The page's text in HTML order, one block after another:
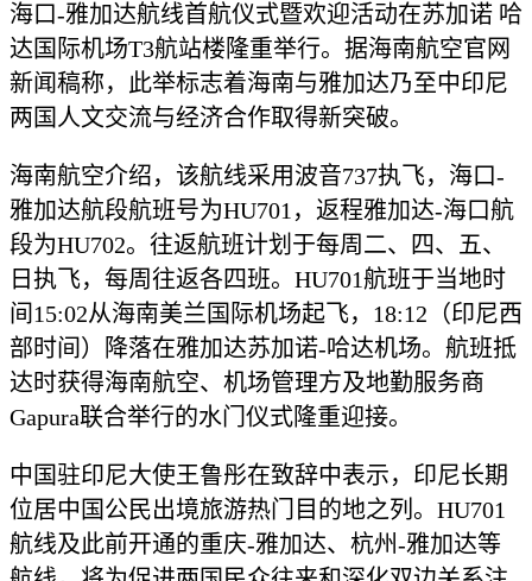
海口-雅加达航线首航仪式暨欢迎活动在苏加诺 哈
达国际机场T3航站楼隆重举行。据海南航空官网
新闻稿称，此举标志着海南与雅加达乃至中印尼
两国人文交流与经济合作取得新突破。
海南航空介绍，该航线采用波音737执飞，海口-
雅加达航段航班号为HU701，返程雅加达-海口航
段为HU702。往返航班计划于每周二、四、五、
日执飞，每周往返各四班。HU701航班于当地时
间15:02从海南美兰国际机场起飞，18:12（印尼西
部时间）降落在雅加达苏加诺-哈达机场。航班抵
达时获得海南航空、机场管理方及地勤服务商
Gapura联合举行的水门仪式隆重迎接。
中国驻印尼大使王鲁彤在致辞中表示，印尼长期
位居中国公民出境旅游热门目的地之列。HU701
航线及此前开通的重庆-雅加达、杭州-雅加达等